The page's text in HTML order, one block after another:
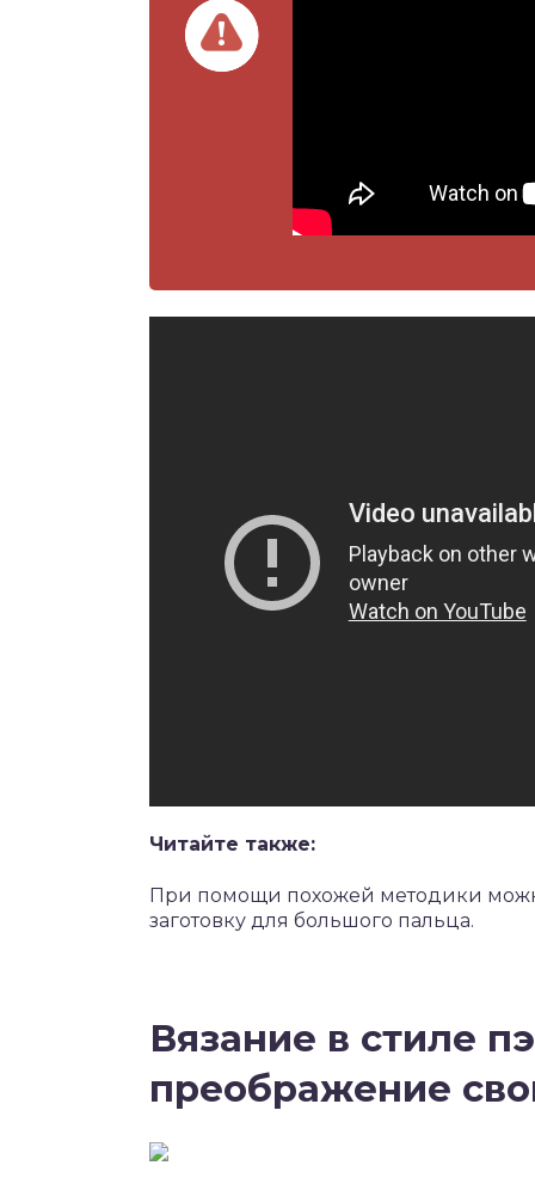
Читайте также:
При помощи похожей методики
заготовку для большого пальца.
Вязание в стиле
преображение